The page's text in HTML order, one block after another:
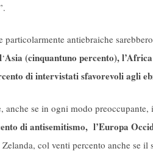
particolarmente antiebraiche
‘Asia (cinquantuno percento),
di intervistati sfavorevoli agli
anche se in ogni modo
di antisemitismo, l’Europa
col venti percento anche se